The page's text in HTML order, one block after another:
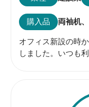
購入品
両袖机、
オフィス新設の時
しました。いつも